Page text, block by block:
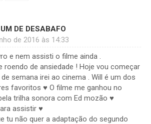
DE DESABAFO
de 2016 às 14:33
e nem assisti o filme ainda .
roendo de ansiedade ! Hoje vou começar
semana irei ao cinema . Will é um dos
favoritos ♥ O filme me ganhou no
trilha sonora com Ed mozão ♥
assistir ♥
tu não quer a adaptação do segundo